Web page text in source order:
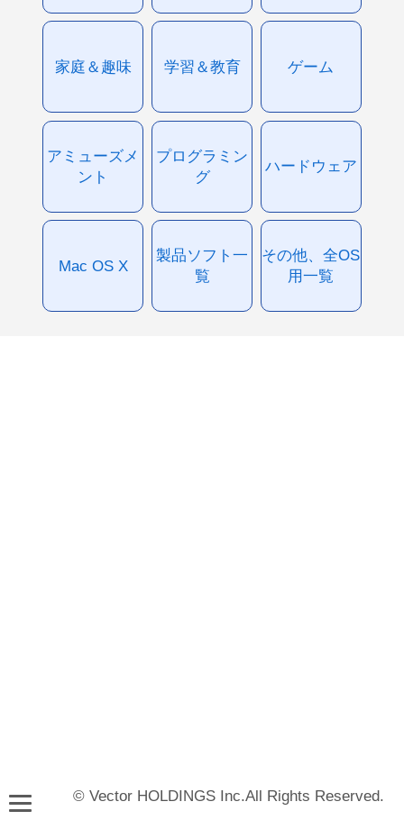
家庭＆趣味 学習＆教育 ゲーム
アミューズメ
ント
プログラミン
グ
ハードウェア
Mac OS X
製品ソフト一
覧
その他、全OS
用一覧
© Vector HOLDINGS Inc.All Rights Reserved.